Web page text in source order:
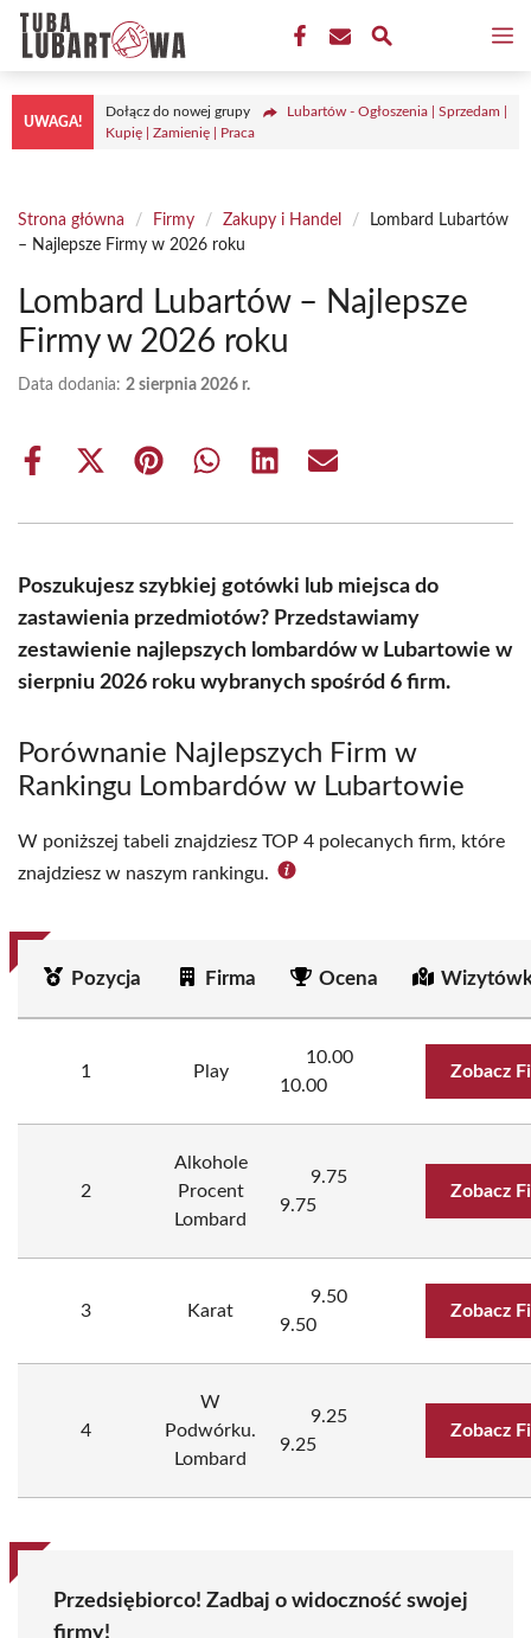
Przejdź
treści
UWAGA!
Dołącz do nowej grupy
Lubartów - Ogłoszenia | Sprzedam |
Kupię | Zamienię | Praca
Strona główna / Firmy / Zakupy i Handel /
Lombard Lubartów
– Najlepsze Firmy w 2026 roku
Lombard Lubartów – Najlepsze
Firmy w 2026 roku
Data dodania: 2 sierpnia 2026 r.
Share
Share
(Twitter)
Share Share Share Share
Poszukujesz szybkiej gotówki lub miejsca do
zastawienia przedmiotów? Przedstawiamy
zestawienie najlepszych lombardów w Lubartowie w
sierpniu 2026 roku wybranych spośród 6 firm.
Porównanie Najlepszych Firm w
Rankingu Lombardów w Lubartowie
W poniższej tabeli znajdziesz TOP 4 polecanych firm, które
znajdziesz w naszym rankingu.
Pozycja Firma Ocena
1 Play
10.00
10.00
Zobacz
2
Alkohole
Procent
Lombard
9.75
9.75
Zobacz
3 Karat
9.50
9.50
Zobacz
4
W
Podwórku.
Lombard
9.25
9.25
Zobacz
Przedsiębiorco! Zadbaj o widoczność swojej
firmy!